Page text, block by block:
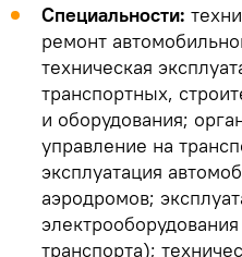
Специальности:
ремонт
техническая
транспортных,
и оборудования;
управление на
эксплуатация
аэродромов;
транспорта);